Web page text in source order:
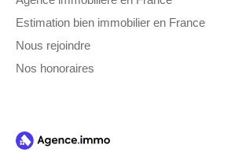
Estimation bien immobilier en France
Nous rejoindre
Nos honoraires